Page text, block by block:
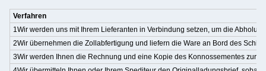
Verfahren
1Wir werden uns mit Ihrem Lieferanten in Verbindung setzen, um die
2Wir übernehmen die Zollabfertigung und liefern die Ware an Bord des
3Wir werden Ihnen die Rechnung und eine Kopie des Konnossementes zur